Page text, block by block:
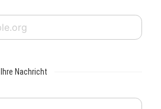
Ihre Nachricht